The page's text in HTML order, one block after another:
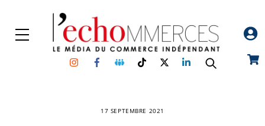
content
Menu
InstagramFacebookGroupe
Facebook
TikTokTwitterLinkedin
17 SEPTEMBRE 2021